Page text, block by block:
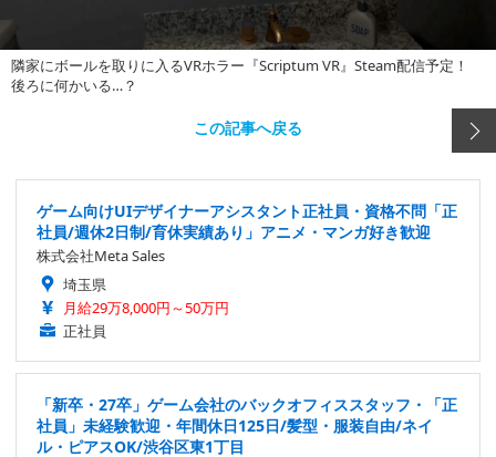
隣家にボールを取りに入るVRホラー『Scriptum VR』Steam配信予定！
後ろに何かいる…？
この記事へ戻る
ゲーム向けUIデザイナーアシスタント正社員・資格不問「正
社員/週休2日制/育休実績あり」アニメ・マンガ好き歓迎
株式会社Meta Sales
埼玉県
月給29万8,000円～50万円
正社員
「新卒・27卒」ゲーム会社のバックオフィススタッフ・「正
社員」未経験歓迎・年間休日125日/髪型・服装自由/ネイ
ル・ピアスOK/渋谷区東1丁目